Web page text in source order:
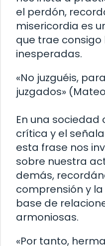
el perdón,
misericordia es
que trae consigo
inesperadas.
«No juzguéis,
juzgados» (Mateo
En una
crítica y el
esta frase nos
sobre nuestra
demás,
comprensión y
base de
armoniosas.
«Por tanto,